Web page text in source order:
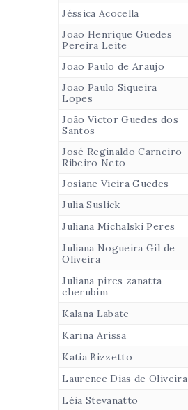
Jéssica Acocella
João Henrique Guedes
Pereira Leite
Joao Paulo de Araujo
Joao Paulo Siqueira
Lopes
João Victor Guedes dos
Santos
José Reginaldo Carneiro
Ribeiro Neto
Josiane Vieira Guedes
Julia Suslick
Juliana Michalski Peres
Juliana Nogueira Gil de
Oliveira
Juliana pires zanatta
cherubim
Kalana Labate
Karina Arissa
Katia Bizzetto
Laurence Dias de Oliveira
Léia Stevanatto